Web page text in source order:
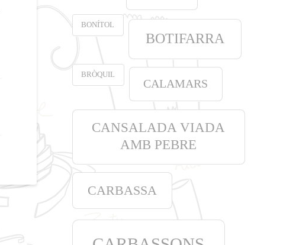
BONÍTOL
BOTIFARRA
BRÒQUIL
CALAMARS
CANSALADA VIADA
AMB PEBRE
CARBASSA